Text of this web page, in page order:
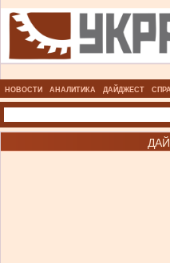
НОВОСТИ АНАЛИТИКА ДАЙДЖЕСТ